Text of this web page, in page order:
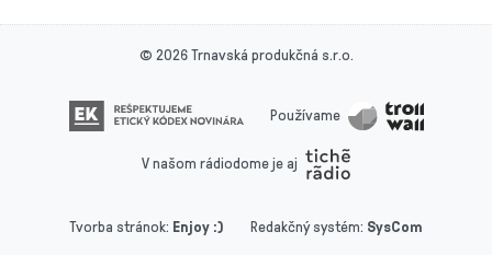
© 2026 Trnavská produkčná s.r.o.
Používame
V našom rádiodome je aj
Tvorba stránok: Enjoy :) Redakčný systém: SysCom